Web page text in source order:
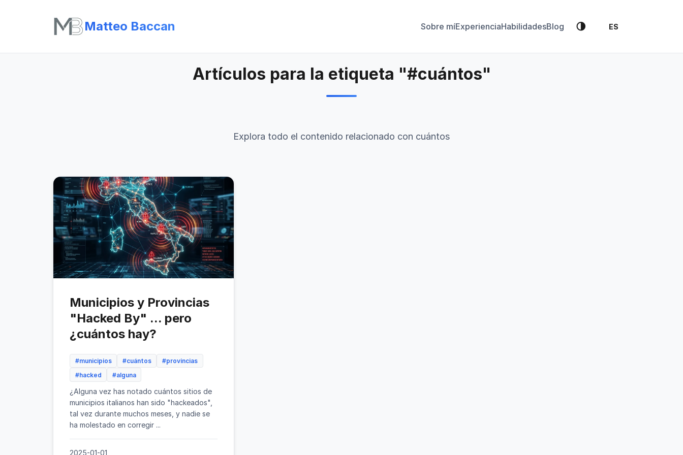
Matteo Baccan Sobre míExperienciaHabilidadesBlog 🌗 ES
Artículos para la etiqueta "#cuántos"
Explora todo el contenido relacionado con cuántos
Municipios y Provincias
"Hacked By" ... pero
¿cuántos hay?
#municipios #cuántos
#provincias
#hacked
#alguna
¿Alguna vez has notado cuántos sitios de
municipios italianos han sido "hackeados",
tal vez durante muchos meses, y nadie se
ha molestado en corregir ...
2025-01-01